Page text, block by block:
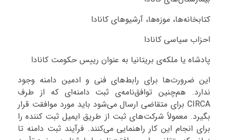
کتابخانه‌ها، موزه‌ها، آرشیوهای کانادا
احزاب سیاسی کانادا
پادشاه یا ملکه‌ی بریتانیا به عنوان رییس حکومت کانادا
این ضرورت‌ها برای رابط‌های فنی و ادمین دامنه وجود
ندارد. هم‌چنین توافق‌نامه‌ی ثبت دامنه‌ای که از طرف
CIRCA برای متقاضی ارسال می‌شود باید مورد موافقت قرار
بگیرد. معمولاً شرکت‌های ثبت از طریق ایمیل ثبت کننده را
برای انجام این کار راهنمایی می‌کنند. فرآیند ثبت دامنه تا